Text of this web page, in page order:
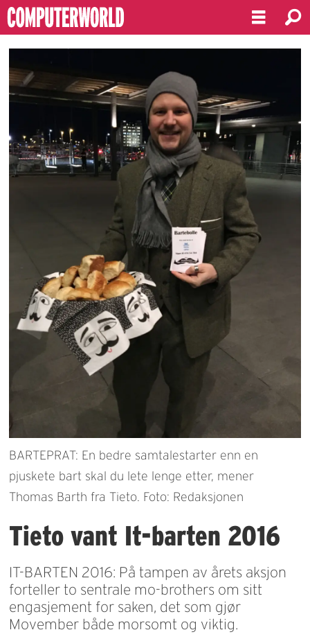
BARTEPRAT: En bedre samtalestarter enn en
pjuskete bart skal du lete lenge etter, mener
Thomas Barth fra Tieto. Foto: Redaksjonen
Tieto vant It-barten 2016
IT-BARTEN 2016: På tampen av årets aksjon
forteller to sentrale mo-brothers om sitt
engasjement for saken, det som gjør
Movember både morsomt og viktig.